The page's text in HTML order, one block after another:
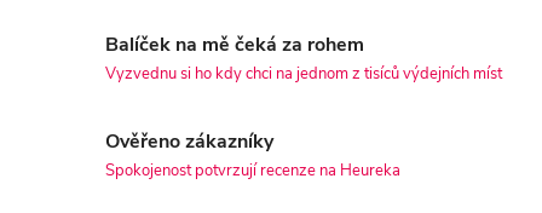
Balíček na mě čeká za rohem
Vyzvednu si ho kdy chci na jednom z tisíců výdejních míst
Ověřeno zákazníky
Spokojenost potvrzují recenze na Heureka